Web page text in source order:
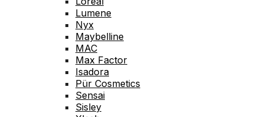
Lumene
Nyx
Maybelline
MAC
Max Factor
Isadora
Pür Cosmetics
Sensai
Sisley